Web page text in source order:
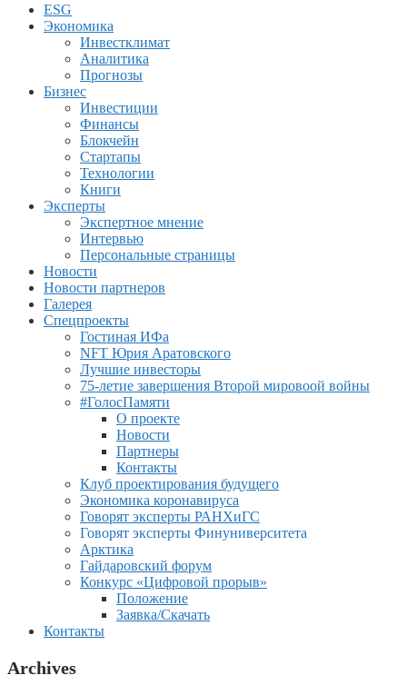
ESG
Экономика
Инвестклимат
Аналитика
Прогнозы
Бизнес
Инвестиции
Финансы
Блокчейн
Стартапы
Технологии
Книги
Эксперты
Экспертное мнение
Интервью
Персональные страницы
Новости
Новости партнеров
Галерея
Спецпроекты
Гостиная ИФа
NFT Юрия Аратовского
Лучшие инвесторы
75-летие завершения Второй мировоой войны
#ГолосПамяти
О проекте
Новости
Партнеры
Контакты
Клуб проектирования будущего
Экономика коронавируса
Говорят эксперты РАНХиГС
Говорят эксперты Финуниверситета
Арктика
Гайдаровский форум
Конкурс «Цифровой прорыв»
Положение
Заявка/Скачать
Контакты
Archives